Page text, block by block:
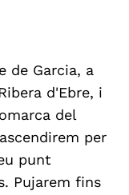
de Garcia, a
d'Ebre, i
del
per
punt
Pujarem fins